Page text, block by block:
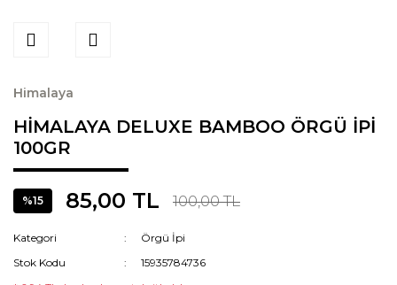
Himalaya
HİMALAYA DELUXE BAMBOO ÖRGÜ İPİ
100GR
%15 85,00 TL 100,00 TL
Kategori
Örgü İpi
Stok Kodu
15935784736